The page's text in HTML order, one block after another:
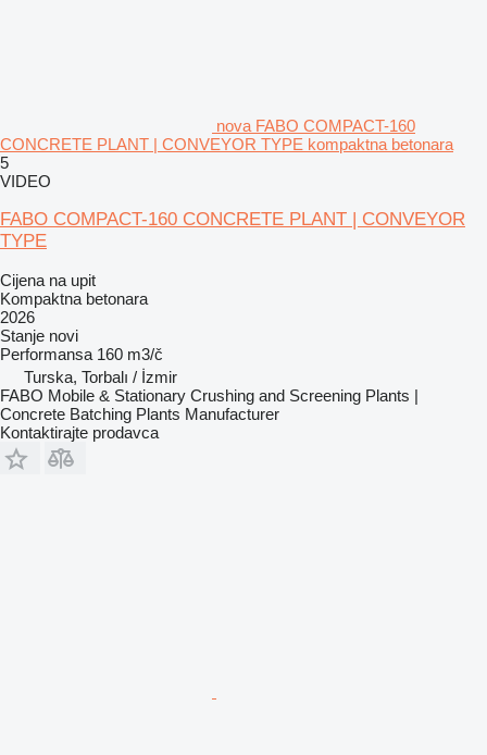
nova FABO COMPACT-160
CONCRETE PLANT | CONVEYOR TYPE kompaktna betonara
5
VIDEO
FABO COMPACT-160 CONCRETE PLANT | CONVEYOR
TYPE
Cijena na upit
Kompaktna betonara
2026
Stanje novi
Performansa 160 m3/č
Turska, Torbalı / İzmir
FABO Mobile & Stationary Crushing and Screening Plants |
Concrete Batching Plants Manufacturer
Kontaktirajte prodavca